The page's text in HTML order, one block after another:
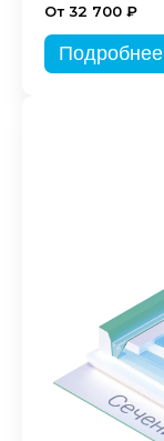
От 32 700 ₽
Подробнее